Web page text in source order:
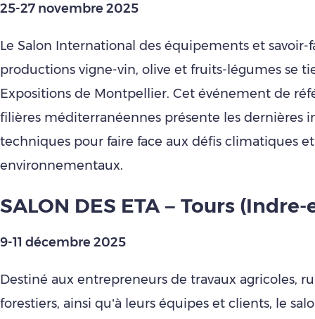
25-27 novembre 2025
Le Salon International des équipements et savoir-
productions vigne-vin, olive et fruits-légumes se
Expositions de Montpellier. Cet événement de
filières méditerranéennes présente les dernières
techniques pour faire face aux défis climatiques et
environnementaux.
SALON DES ETA – Tours
9-11 décembre 2025
Destiné aux entrepreneurs de travaux agricoles,
forestiers, ainsi qu’à leurs équipes et clients, le